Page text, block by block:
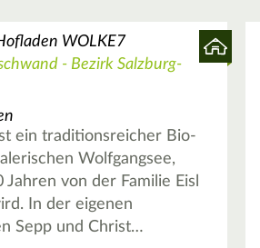
WOLKE7
- Bezirk Salzburg-
ein traditionsreicher Bio-
Wolfgangsee,
von der Familie Eisl
In der eigenen
Sepp und Christ…